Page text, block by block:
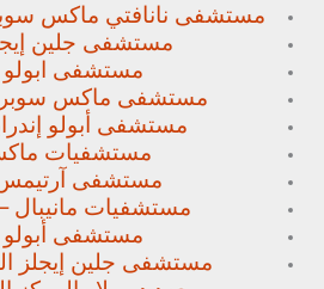
مستشفى نانافتي ماكس
مستشفى جلين
مستشفى
مستشفى ماكس
مستشفى أبولو
مستشفيات
مستشفى آرتيمس
مستشفيات مانيبال –
مستشفى أبولو
مستشفى جلين إيجلز